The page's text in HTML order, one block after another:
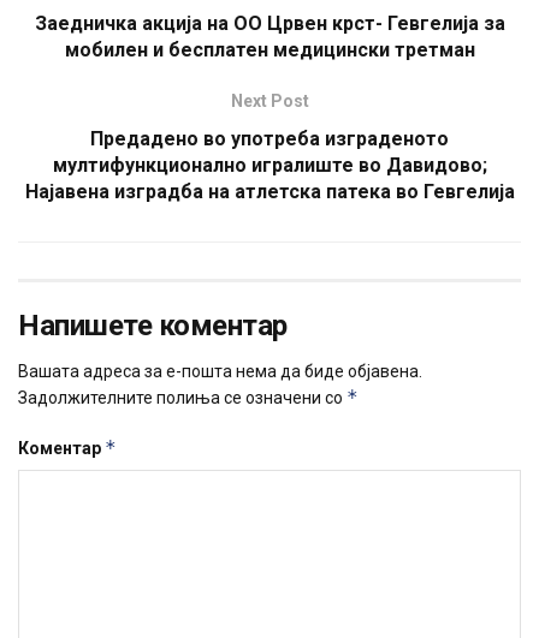
Заедничка акција на ОО Црвен крст- Гевгелија за
мобилен и бесплатен медицински третман
Next Post
Предадено во употреба изграденото
мултифункционално игралиште во Давидово;
Најавена изградба на атлетска патека во Гевгелија
Напишете коментар
Вашата адреса за е-пошта нема да биде објавена.
Задолжителните полиња се означени со *
Коментар *